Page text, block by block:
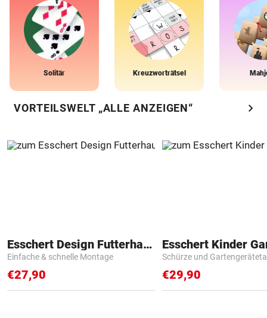
Solitär Kreuzworträtsel
VORTEILSWELT „ALLE ANZEIGEN“ chevron_right
Esschert Design Futterhaus
Einfache & schnelle Montage
€27,90
Schürze und
€29,90